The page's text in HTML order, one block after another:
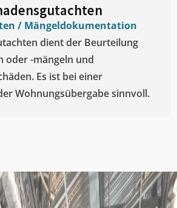
/ Mängeldokumentation
dient der Beurteilung
oder -mängeln und
Es ist bei einer
Wohnungsübergabe sinnvoll.